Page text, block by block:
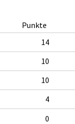
Punkte
14
10
10
4
0